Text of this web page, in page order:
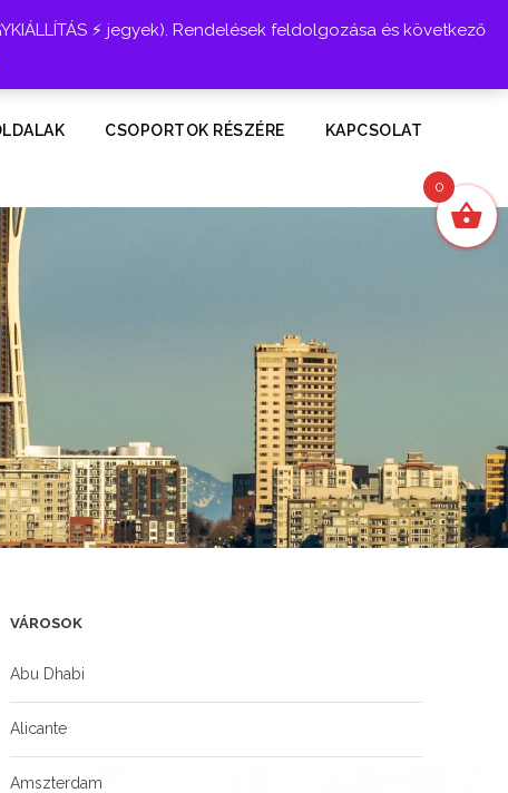
Belépés
CSOPORTOK RÉSZÉRE KAPCSOLAT
VÁROSOK
Abu Dhabi
Alicante
Amszterdam
⚡ jegyek). Rendelések feldolgozása és következő
0